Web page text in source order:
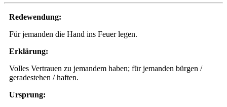
Redewendung:
Für jemanden die Hand ins Feuer legen.
Erklärung:
Volles Vertrauen zu jemandem haben; für jemanden bürgen /
geradestehen / haften.
Ursprung: